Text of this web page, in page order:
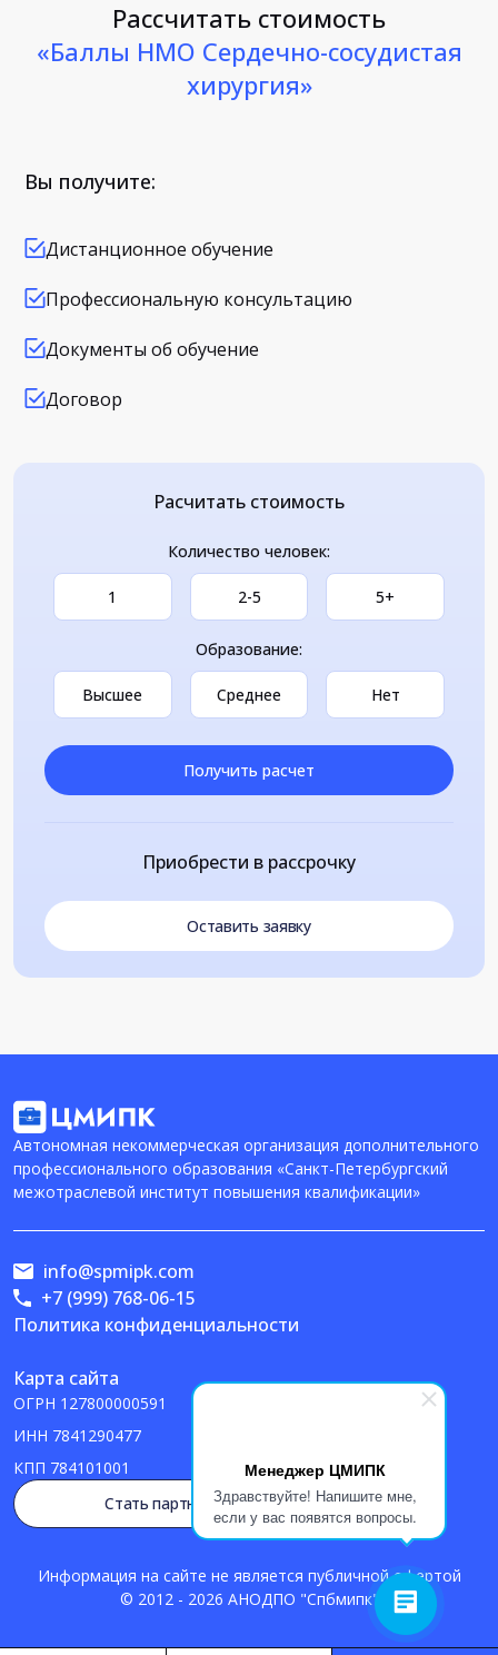
Менеджер ЦМИПК
Здравствуйте! Напишите мне,
если у вас появятся вопросы.
Рассчитать стоимость
«Баллы НМО Сердечно-сосудистая
хирургия»
Вы получите:
Дистанционное обучение
Профессиональную консультацию
Документы об обучение
Договор
Расчитать стоимость
Количество человек:
1 2-5 5+
Образование:
Высшее Среднее Нет
Получить расчет
Приобрести в рассрочку
Оставить заявку
Автономная некоммерческая организация дополнительного
профессионального образования «Санкт-Петербургский
межотраслевой институт повышения квалификации»
Политика конфиденциальности
Карта сайта
ОГРН 127800000591
ИНН 7841290477
КПП 784101001
info@spmipk.com
+7 (999) 768-06-15
Стать партнером
Информация на сайте не является публичной офертой
© 2012 - 2026 АНОДПО "Спбмипк"